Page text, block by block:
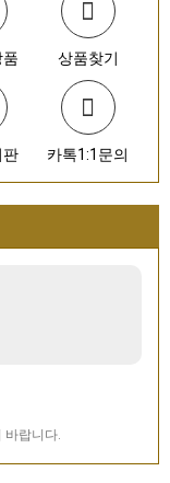
품 상품찾기
판 카톡1:1문의
바랍니다.